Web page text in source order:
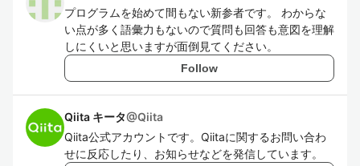
プログラムを始めて間もない新参者です。 わからな
い点が多く語彙力もないので質問も回答も意図を理解
しにくいと思いますが面倒見てください。
Follow
Qiita キータ@Qiita
Qiita公式アカウントです。Qiitaに関するお問い合わ
せに反応したり、お知らせなどを発信しています。